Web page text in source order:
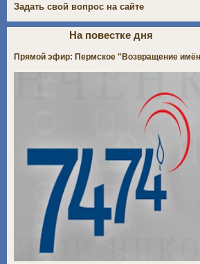
Задать свой вопрос на сайте
На повестке дня
Прямой эфир: Пермское "Возвращение